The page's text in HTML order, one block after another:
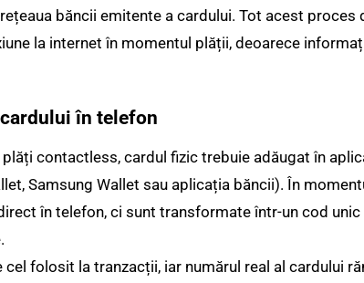
băncii emitente a cardului. Tot acest proces
la internet în momentul plății, deoarece
în telefon
plăți contactless, cardul fizic trebuie adăugat în
Samsung Wallet sau aplicația băncii). În
în telefon, ci sunt transformate într-un cod
folosit la tranzacții, iar numărul real al cardului